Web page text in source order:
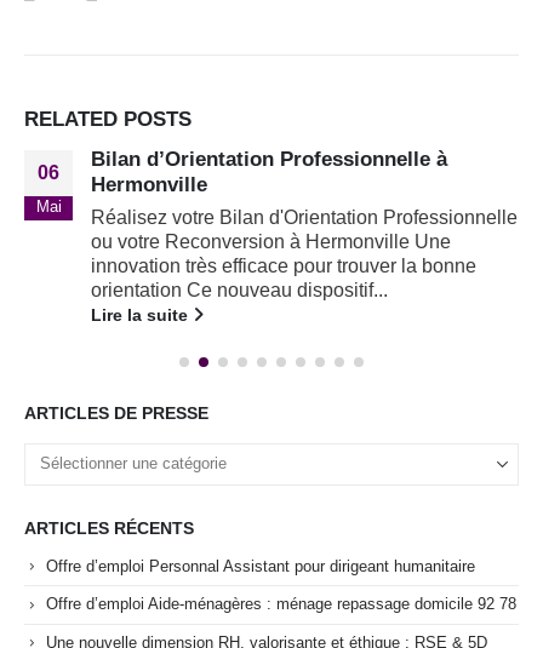
RELATED POSTS
06
Mai
Bilan d’Orientation Professionnelle à
Hermonville
Réalisez votre Bilan d'Orientation Professionnelle
ou votre Reconversion à Hermonville Une
innovation très efficace pour trouver la bonne
orientation Ce nouveau dispositif...
Lire la suite
ARTICLES DE PRESSE
ARTICLES RÉCENTS
Offre d’emploi Personnal Assistant pour dirigeant humanitaire
Offre d’emploi Aide-ménagères : ménage repassage domicile 92 78
Une nouvelle dimension RH, valorisante et éthique : RSE & 5D